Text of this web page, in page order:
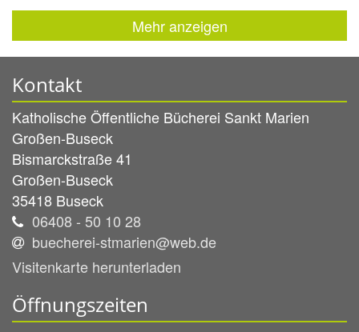
Mehr anzeigen
Kontakt
Katholische Öffentliche Bücherei Sankt Marien
Großen-Buseck
Bismarckstraße 41
Großen-Buseck
35418 Buseck
06408 - 50 10 28
buecherei-stmarien@web.de
Visitenkarte herunterladen
Öffnungszeiten